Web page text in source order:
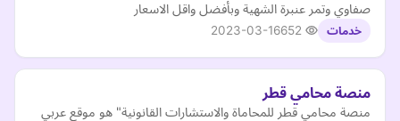
صفاوي وتمر عنبرة الشهية وبأفضل واقل الاسعار
خدمات 2023-03-16
منصة محامي قطر
منصة محامي قطر للمحاماة والاستشارات القانونية" هو موقع عربي